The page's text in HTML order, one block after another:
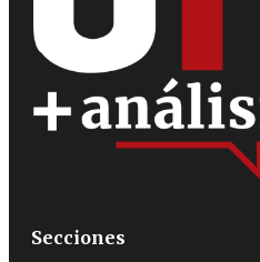
Secciones